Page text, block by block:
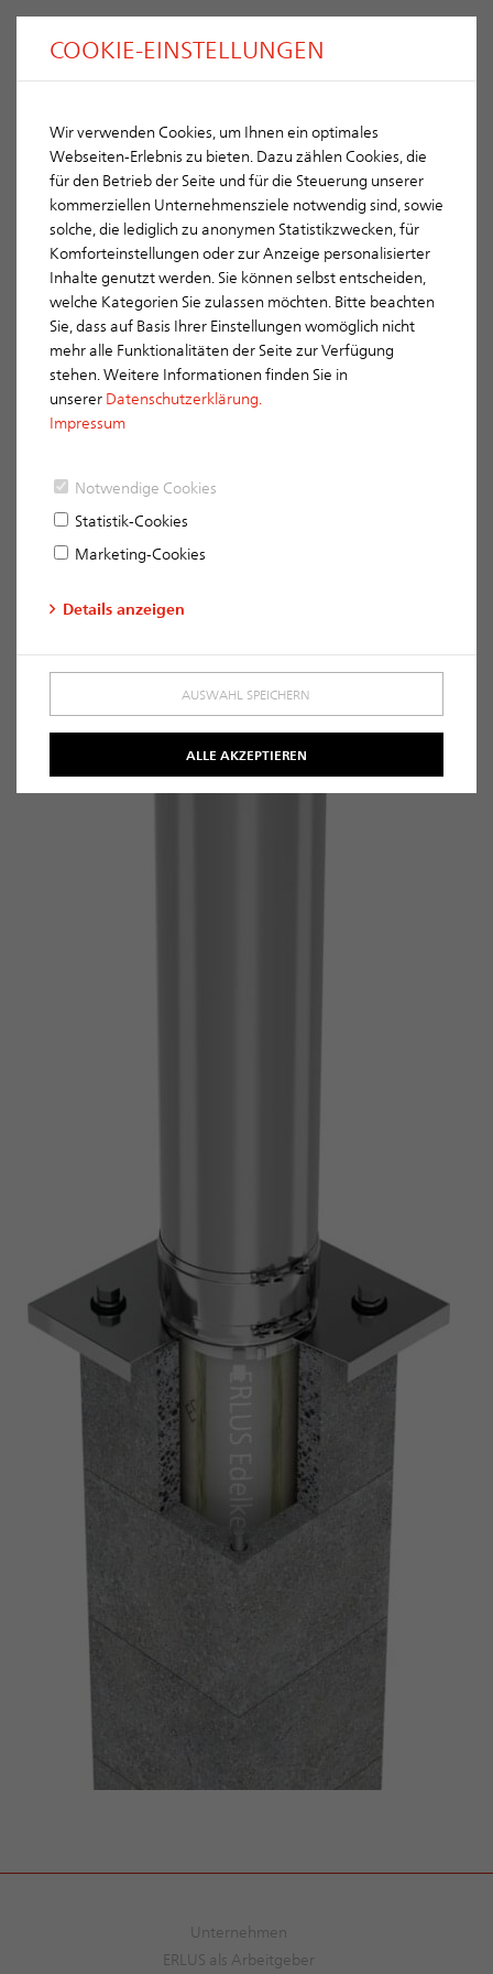
Komplettierung
ACEV 20
Schornsteinverlängerung ACEV
Lichte Weite: 20 cm
Außenmaße: 36 cm
Gewicht kg/Stgm: 24
Bestell-Nr.: ACEV 20
Unternehmen
ERLUS als Arbeitgeber
COOKIE-EINSTELLUNGEN
Wir verwenden Cookies, um Ihnen ein optimales
Webseiten-Erlebnis zu bieten. Dazu zählen Cookies, die
für den Betrieb der Seite und für die Steuerung unserer
kommerziellen Unternehmensziele notwendig sind, sowie
solche, die lediglich zu anonymen Statistikzwecken, für
Komforteinstellungen oder zur Anzeige personalisierter
Inhalte genutzt werden. Sie können selbst entscheiden,
welche Kategorien Sie zulassen möchten. Bitte beachten
Sie, dass auf Basis Ihrer Einstellungen womöglich nicht
mehr alle Funktionalitäten der Seite zur Verfügung
stehen. Weitere Informationen finden Sie in
unserer Datenschutzerklärung.
Impressum
Notwendige Cookies
Statistik-Cookies
Marketing-Cookies
Details anzeigen
AUSWAHL SPEICHERN
ALLE AKZEPTIEREN